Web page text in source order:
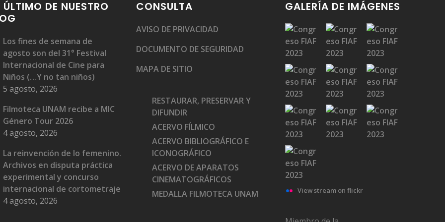
ÚLTIMO DE NUESTRO
Los fines de semana de
agosto son del 31° Festival
Internacional de Cine para
Niños (…Y no tan niños)
5 agosto, 2026
Filmoteca UNAM recibe a MIC
Género Tour 2026
4 agosto, 2026
La reinvención de lo femenino.
Archivos en disputa práctica
experimental y concurso
internacional de cortometraje
4 agosto, 2026
CONSULTA
AVISO DE PRIVACIDAD
DOCUMENTO DE SEGURIDAD
MAPA DE SITIO
RESTAURAR, PRESERVAR Y
DIFUNDIR
ACERVO FÍLMICO
ACERVO BIBLIOGRÁFICO E
ICONOGRÁFICO
ACERVO DE APARATOS
CINEMATOGRÁFICOS
MEDALLA FILMOTECA UNAM
GALERÍA DE IMÁGENES
View stream on flickr